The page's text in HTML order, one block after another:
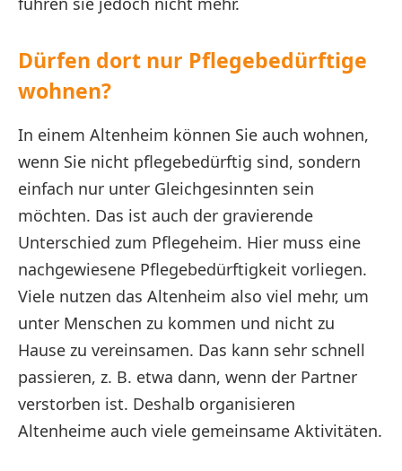
Dürfen dort nur Pflegebedürftige
wohnen?
In einem Altenheim können Sie auch wohnen,
wenn Sie nicht pflegebedürftig sind, sondern
einfach nur unter Gleichgesinnten sein
möchten. Das ist auch der gravierende
Unterschied zum Pflegeheim. Hier muss eine
nachgewiesene Pflegebedürftigkeit vorliegen.
Viele nutzen das Altenheim also viel mehr, um
unter Menschen zu kommen und nicht zu
Hause zu vereinsamen. Das kann sehr schnell
passieren, z. B. etwa dann, wenn der Partner
verstorben ist. Deshalb organisieren
Altenheime auch viele gemeinsame Aktivitäten.